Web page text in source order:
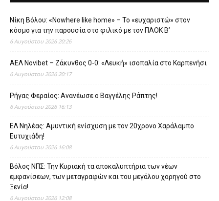
Νίκη Βόλου: «Nowhere like home» – Το «ευχαριστώ» στον
κόσμο για την παρουσία στο φιλικό με τον ΠΑΟΚ Β’
6 Αυγούστου 2026 20:26
ΑΕΛ Novibet – Ζάκυνθος 0-0: «Λευκή» ισοπαλία στο Καρπενήσι
6 Αυγούστου 2026 20:17
Ρήγας Φεραίος: Ανανέωσε ο Βαγγέλης Ράπτης!
6 Αυγούστου 2026 16:13
ΕΛ Νηλέας: Αμυντική ενίσχυση με τον 20χρονο Χαράλαμπο
Ευτυχιάδη!
6 Αυγούστου 2026 16:08
Βόλος ΝΠΣ: Την Κυριακή τα αποκαλυπτήρια των νέων
εμφανίσεων, των μεταγραφών και του μεγάλου χορηγού στο
Ξενία!
6 Αυγούστου 2026 12:08